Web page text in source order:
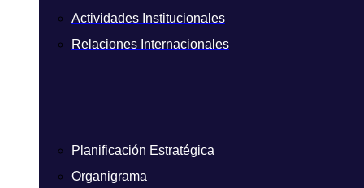
Actividades Institucionales
Relaciones Internacionales
Planificación Estratégica
Organigrama